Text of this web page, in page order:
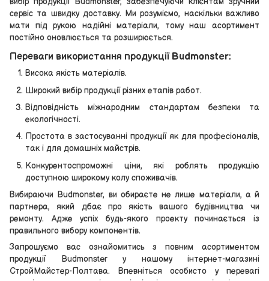
сервіс та швидку доставку. Ми розуміємо, наскільки важливо
мати під рукою надійні матеріали, тому наш асортимент
постійно оновлюється та розширюється.
Переваги використання продукції Budmonster:
Висока якість матеріалів.
Широкий вибір продукції різних етапів работ.
Відповідність міжнародним стандартам безпеки та
екологічності.
Простота в застосуванні продукції як для професіоналів,
так і для домашніх майстрів.
Конкурентоспроможні ціни, які роблять продукцію
доступною широкому колу споживачів.
Вибираючи Budmonster, ви обираєте не лише матеріали, а й
партнера, який дбає про якість вашого будівництва чи
ремонту. Адже успіх будь-якого проекту починається із
правильного вибору компонентів.
Запрошуємо вас ознайомитись з повним асортиментом
продукції Budmonster у нашому інтернет-магазині
СтройМайстер-Полтава. Впевніться особисто у перевагі